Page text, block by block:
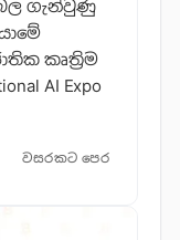
ගැන්වුණු
කෘත්‍රිම
AI Expo
වසරකට පෙර